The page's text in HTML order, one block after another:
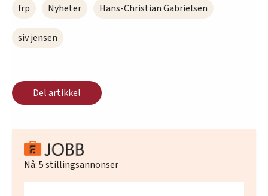
frp Nyheter Hans-Christian Gabrielsen
siv jensen
Del artikkel
Nå:5stillingsannonser